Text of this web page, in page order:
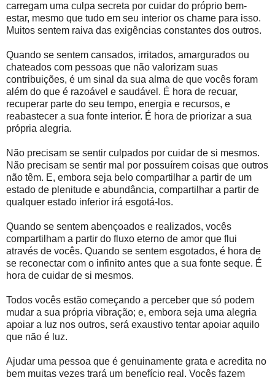
carregam uma culpa secreta por cuidar do próprio bem-
estar, mesmo que tudo em seu interior os chame para isso.
Muitos sentem raiva das exigências constantes dos outros.
Quando se sentem cansados, irritados, amargurados ou
chateados com pessoas que não valorizam suas
contribuições, é um sinal da sua alma de que vocês foram
além do que é razoável e saudável. É hora de recuar,
recuperar parte do seu tempo, energia e recursos, e
reabastecer a sua fonte interior. É hora de priorizar a sua
própria alegria.
Não precisam se sentir culpados por cuidar de si mesmos.
Não precisam se sentir mal por possuírem coisas que outros
não têm. E, embora seja belo compartilhar a partir de um
estado de plenitude e abundância, compartilhar a partir de
qualquer estado inferior irá esgotá-los.
Quando se sentem abençoados e realizados, vocês
compartilham a partir do fluxo eterno de amor que flui
através de vocês. Quando se sentem esgotados, é hora de
se reconectar com o infinito antes que a sua fonte seque. É
hora de cuidar de si mesmos.
Todos vocês estão começando a perceber que só podem
mudar a sua própria vibração; e, embora seja uma alegria
apoiar a luz nos outros, será exaustivo tentar apoiar aquilo
que não é luz.
Ajudar uma pessoa que é genuinamente grata e acredita no
bem muitas vezes trará um benefício real. Vocês fazem